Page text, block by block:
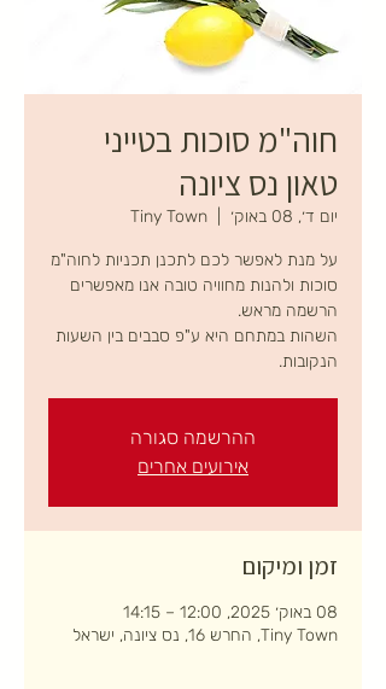
חוה"מ סוכות בטייני
טאון נס ציונה
יום ד׳, 08 באוק׳ Tiny Town
על מנת לאפשר לכם לתכנן תכניות לחוה"מ
סוכות ולהנות מחוויה טובה אנו מאפשרים
השהות במתחם היא ע"פ סבבים בין השעות
הנקובות.
ההרשמה סגורה
אירועים אחרים
זמן ומיקום
08 באוק׳ 2025, 12:00 – 14:15
Tiny Town, החרש 16, נס ציונה, ישראל